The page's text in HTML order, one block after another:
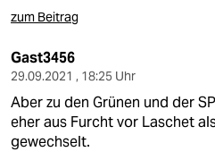
zum Beitrag
Gast3456
29.09.2021 , 18:25 Uhr
Aber zu den Grünen und der
eher aus Furcht vor Laschet
gewechselt.